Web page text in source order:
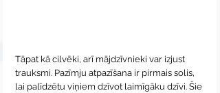
Tāpat kā cilvēki, arī mājdzīvnieki var izjust
trauksmi. Pazīmju atpazīšana ir pirmais solis,
lai palīdzētu viņiem dzīvot laimīgāku dzīvi. Šie